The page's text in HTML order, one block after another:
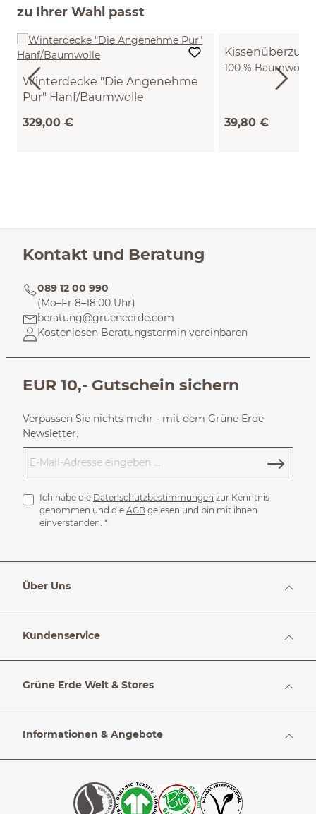
zu Ihrer Wahl passt
Winterdecke "Die Angenehme
Pur" Hanf/Baumwolle
329,00 €
Kissenüberzug
100 %
(wacholder, 40 x
39,80 €
Kontakt und Beratung
089 12 00 990
(Mo–Fr 8–18:00 Uhr)
beratung@grueneerde.com
Kostenlosen Beratungstermin vereinbaren
EUR 10,- Gutschein sichern
Verpassen Sie nichts mehr - mit dem Grüne Erde
Newsletter.
Ich habe die Datenschutzbestimmungen zur Kenntnis
genommen und die AGB gelesen und bin mit ihnen
einverstanden. *
Über Uns
Kundenservice
Grüne Erde Welt & Stores
Informationen & Angebote